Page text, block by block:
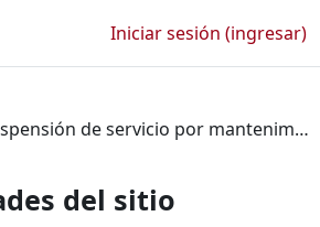
Iniciar sesión (ingresar)
Suspensión de servicio por mantenimiento preventivo.
del sitio